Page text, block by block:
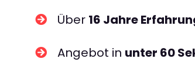
Über 16 Jahre
Angebot in unter 60